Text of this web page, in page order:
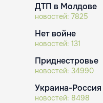
ДТП в Молдове
новостей: 7825
Нет войне
новостей: 131
Приднестровье
новостей: 34990
Украина-Россия
новостей: 8498